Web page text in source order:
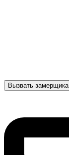
Вызвать замерщика